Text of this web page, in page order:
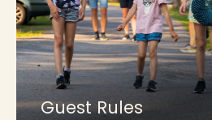
Guest Rules